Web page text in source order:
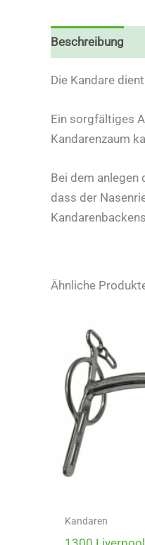
Beschreibung
Die Kandare
Ein sorgfältiges
Kandarenzaum
Bei dem anlegen
dass der
Ähnliche
Kandaren